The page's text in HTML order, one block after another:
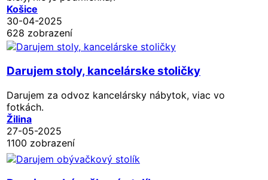
Košice
30-04-2025
628 zobrazení
Darujem stoly, kancelárske stoličky
Darujem za odvoz kancelársky nábytok, viac vo
fotkách.
Žilina
27-05-2025
1100 zobrazení